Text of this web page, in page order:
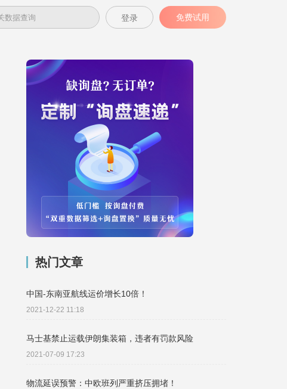
免费试用
登录
热门文章
中国-东南亚航线运价增长10倍！
2021-12-22 11:18
马士基禁止运载伊朗集装箱，违者有罚款风险
2021-07-09 17:23
物流延误预警：中欧班列严重挤压拥堵！